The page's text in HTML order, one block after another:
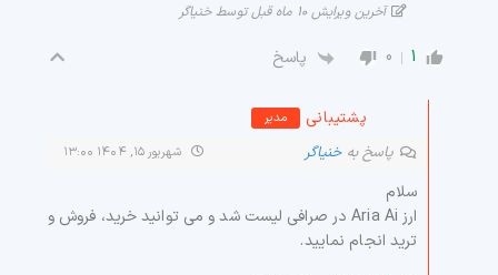
آخرین ویرایش ۱۰ ماه قبل توسط خنیاگر
1
0 پاسخ
پشتیبانی مدیر
پاسخ بهخنیاگر شهریور ۱۵, ۱۴۰۴ ۱۳:۰۰
سلام
ارز Aria Ai در صرافی لیست شد و می توانید خرید، فروش و
ترید انجام نمایید.